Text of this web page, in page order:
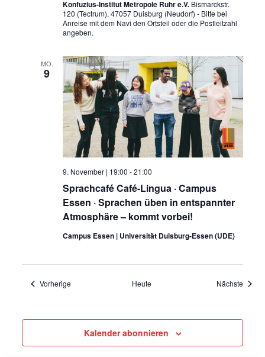
Konfuzius-Institut Metropole Ruhr e.V. Bismarckstr.
120 (Tectrum), 47057 Duisburg (Neudorf) - Bitte bei
Anreise mit dem Navi den Ortsteil oder die Postleitzahl
angeben.
MO.
9
Sprachcafé Café-Lingua · Campus
Essen · Sprachen üben in entspannter
Atmosphäre – kommt vorbei!
9. November | 19:00 -21:00
Campus Essen | Universität Duisburg-Essen (UDE)
Vorherige Heute Nächste
Kalender abonnieren